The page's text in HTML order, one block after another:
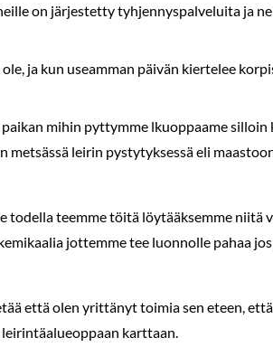
on järjestetty tyhjennyspalveluita ja
ja kun useamman päivän kiertelee
mihin pyttymme lkuoppaame
leirin pystytyksessä eli
teemme töitä löytääksemme niitä
jottemme tee luonnolle pahaa
että olen yrittänyt toimia sen eteen,
karttaan.